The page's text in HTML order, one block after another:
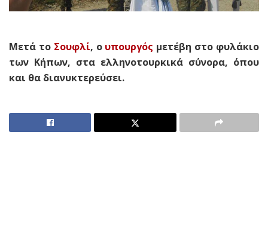
Μετά το Σουφλί, ο υπουργός μετέβη στο φυλάκιο
των Κήπων, στα ελληνοτουρκικά σύνορα, όπου
και θα διανυκτερεύσει.